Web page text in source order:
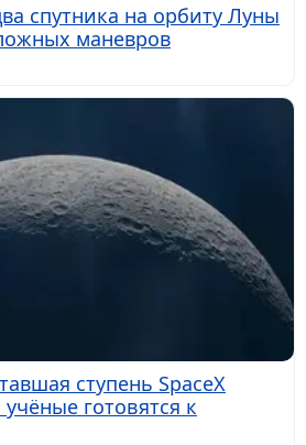
спутника на орбиту Луны
маневров
ступень SpaceX
готовятся к